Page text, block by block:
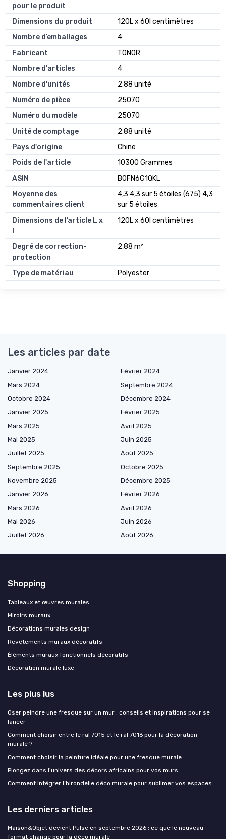
pour le produit
Dimensions du produit
120L x 60l centimètres
Nombre d’emballages
4
Fabricant
TONOR
Nombre d'articles
4
Nombre d'unités
2.88 unité
Numéro de pièce
25070
Numéro du modèle
25070
Unité de comptage
2.88 unité
Pays d'origine
Chine
Poids de l'article
10300 Grammes
ASIN
B0FN6G1QKL
Moyenne des
commentaires client
4,3 4,3 sur 5 étoiles (675) 4,3
sur 5 étoiles
Dimensions de l’article L x
120L x 60l centimètres
Degré de correction-
protection
2,88 m²
Type de matériau Polyester
Les articles par date
Janvier 2024
Février 2024
Mars 2024
Septembre 2024
Octobre 2024
Décembre 2024
Janvier 2025
Février 2025
Mars 2025
Avril 2025
Mai 2025
Juin 2025
Juillet 2025
Août 2025
Septembre 2025
Octobre 2025
Novembre 2025
Décembre 2025
Janvier 2026
Février 2026
Mars 2026
Avril 2026
Mai 2026
Juin 2026
Juillet 2026
Août 2026
Shopping
Tableaux et œuvres murales
Miroirs muraux
Décorations murales design
Revêtements muraux décoratifs
Éléments muraux fonctionnels décoratifs
Décoration murale luxe
Les plus lus
Oser peindre une fresque sur un mur : conseils et inspirations pour se
lancer
Comment choisir entre le ral 7015 et le ral 7016 pour la décoration
murale ?
Comment choisir la peinture idéale pour une fresque murale
Plongez dans l'univers des décors africains pour vos murs
Comment intégrer l’hirondelle déco murale pour sublimer vos espaces
Les derniers articles
Maison&Objet devient Pulse en septembre 2026 : ce que le nouveau
format change pour la déco murale